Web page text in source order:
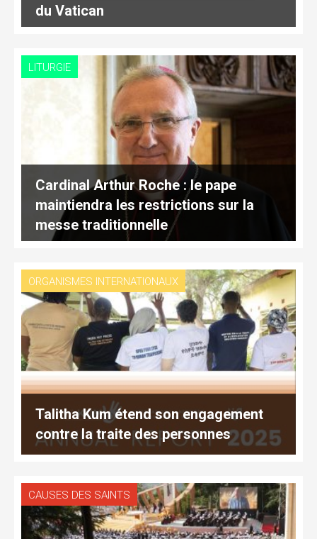
du Vatican
LITURGIE
Cardinal Arthur Roche : le pape
maintiendra les restrictions sur la
messe traditionnelle
ORGANISMES INTERNATIONAUX
Talitha Kum étend son engagement
contre la traite des personnes
CAUSES DES SAINTS